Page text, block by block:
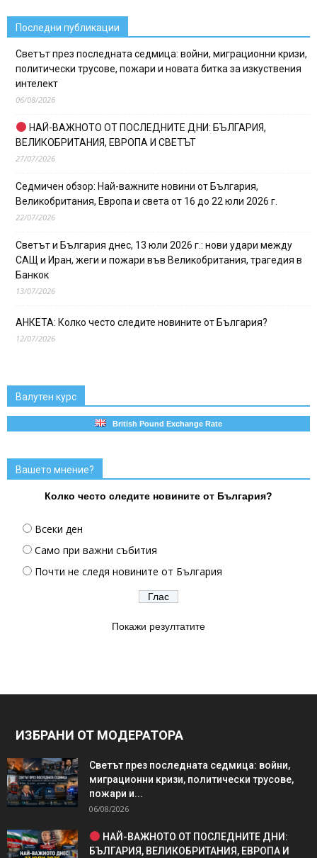
Последни публикации
Светът през последната седмица: войни, миграционни кризи,
политически трусове, пожари и новата битка за изкуствения
интелект
06/08/2026
НАЙ-ВАЖНОТО ОТ ПОСЛЕДНИТЕ ДНИ: БЪЛГАРИЯ,
ВЕЛИКОБРИТАНИЯ, ЕВРОПА И СВЕТЪТ
27/07/2026
Седмичен обзор: Най-важните новини от България,
Великобритания, Европа и света от 16 до 22 юли 2026 г.
22/07/2026
Светът и България днес, 13 юли 2026 г.: нови удари между
САЩ и Иран, жеги и пожари във Великобритания, трагедия в
Банкок
13/07/2026
АНКЕТА: Колко често следите новините от България?
12/07/2026
Валутен курс
British Pound Exchange Rate
Вашето мнение?
Колко често следите новините от България?
Всеки ден
Само при важни събития
Почти не следя новините от България
Покажи резултатите
ИЗБРАНИ ОТ МОДЕРАТОРА
Светът през последната седмица: войни,
миграционни кризи, политически трусове,
пожари и...
06/08/2026
НАЙ-ВАЖНОТО ОТ ПОСЛЕДНИТЕ ДНИ:
БЪЛГАРИЯ, ВЕЛИКОБРИТАНИЯ, ЕВРОПА И